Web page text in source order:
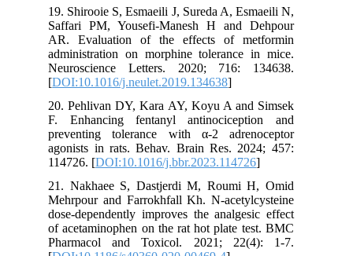
19. Shirooie S, Esmaeili J, Sureda A, Esmaeili N,
Saffari PM, Yousefi-Manesh H and Dehpour
AR. Evaluation of the effects of metformin
administration on morphine tolerance in mice.
Neuroscience Letters. 2020; 716: 134638.
[DOI:10.1016/j.neulet.2019.134638
20. Pehlivan DY, Kara AY, Koyu A and Simsek
F. Enhancing fentanyl antinociception and
preventing tolerance with α-2 adrenoceptor
agonists in rats. Behav. Brain Res. 2024; 457:
114726. [DOI:10.1016/j.bbr.2023.114726
21. Nakhaee S, Dastjerdi M, Roumi H, Omid
Mehrpour and Farrokhfall Kh. N-acetylcysteine
dose-dependently improves the analgesic effect
of acetaminophen on the rat hot plate test. BMC
Pharmacol and Toxicol. 2021; 22(4): 1-7.